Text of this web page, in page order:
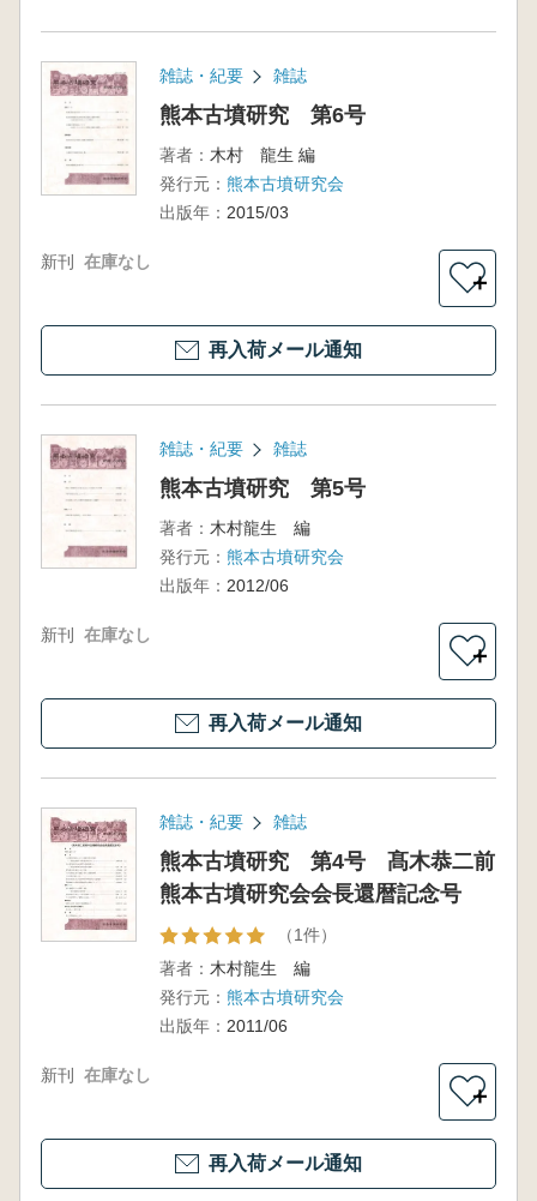
雑誌・紀要 雑誌
熊本古墳研究 第6号
著者： 木村 龍生 編
発行元： 熊本古墳研究会
出版年： 2015/03
新刊 在庫なし
＋
再入荷メール通知
雑誌・紀要 雑誌
熊本古墳研究 第5号
著者： 木村龍生 編
発行元： 熊本古墳研究会
出版年： 2012/06
新刊 在庫なし
＋
再入荷メール通知
雑誌・紀要 雑誌
熊本古墳研究 第4号 髙木恭二前
熊本古墳研究会会長還暦記念号
（1件）
著者： 木村龍生 編
発行元： 熊本古墳研究会
出版年： 2011/06
新刊 在庫なし
＋
再入荷メール通知